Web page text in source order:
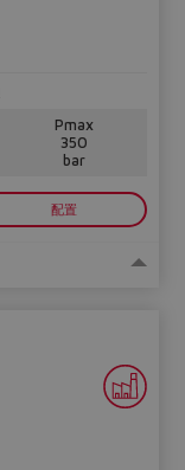
Pmax
350
bar
配置